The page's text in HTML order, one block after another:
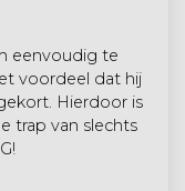
eenvoudig te
voordeel dat hij
Hierdoor is
trap van slechts